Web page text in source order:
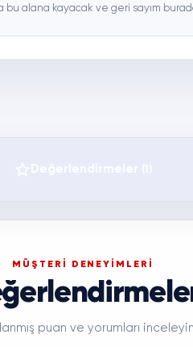
bu alana kayacak ve geri sayım
MÜŞTERİ DENEYİMLERİ
puan ve yorumları